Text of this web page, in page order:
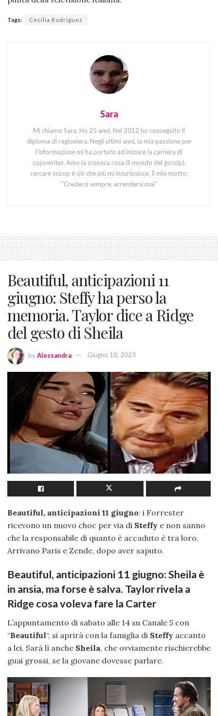
Tags: Cecilia Rodriguez
Sara
Mi chiamo Sara. Ho 25 anni. Nel 2012 ho conseguito il
diploma di ragioniera. Negli ultimi anni, la mia passione per
l'informazione mi ha portato ad iniziare la carriera di
copywriter. Amo la cronaca rosa (il mondo del gossip),
cercare scoop è ciò che più mi incuriosisce. Il mio motto:
''Crederci sempre, arrendersi mai''
Beautiful, anticipazioni 11
giugno: Steffy ha perso la
memoria. Taylor dice a Ridge
del gesto di Sheila
byAlessandra Giugno 10, 2023
Beautiful, anticipazioni 11 giugno: i Forrester
ricevono un nuovo choc per via di Steffy e non sanno
che la responsabile di quanto è accaduto è tra loro.
Arrivano Paris e Zende, dopo aver saputo.
Beautiful, anticipazioni 11 giugno: Sheila è
in ansia, ma forse è salva. Taylor rivela a
Ridge cosa voleva fare la Carter
L’appuntamento di sabato alle 14 su Canale 5 con
“Beautiful“, si aprirà con la famiglia di Steffy accanto
a lei. Sarà lì anche Sheila, che ovviamente rischierebbe
guai grossi, se la giovane dovesse parlare.